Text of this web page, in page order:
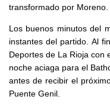
transformado por Moreno.
Los buenos minutos del
instantes del partido. Al
Deportes de La Rioja con
noche aciaga para el
antes de recibir el
Puente Genil.